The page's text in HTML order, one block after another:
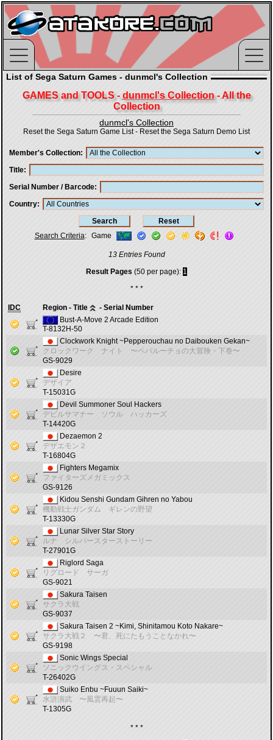
List of Sega Saturn Games - dunmcl's Collection
GAMES and TOOLS - dunmcl's Collection- All the
Collection
dunmcl's Collection
Reset the Sega Saturn Game List- Reset the Sega Saturn Demo List
Member's Collection
Title
Serial Number / Barcode
Country
Search Criteria: Game
13 Entries Found
Result Pages (50 per page): 1
* * *
IDC Region - Title
- Serial Number
Bust-A-Move 2 Arcade Edition
T-8132H-50
Clockwork Knight ~Pepperouchau no Daibouken Gekan~
クロックワーク ナイト 〜ペパルーチョの大冒険・下巻〜
GS-9029
Desire
デザイア
T-15031G
Devil Summoner Soul Hackers
デビルサマナー ソウル ハッカーズ
T-14420G
Dezaemon 2
デザエモン２
T-16804G
Fighters Megamix
ファイターズメガミックス
GS-9126
Kidou Senshi Gundam Gihren no Yabou
機動戦士ガンダム ギレンの野望
T-13330G
Lunar Silver Star Story
ルナ シルバースターストーリー
T-27901G
Riglord Saga
リグロード サーガ
GS-9021
Sakura Taisen
サクラ大戦
GS-9037
Sakura Taisen 2 ~Kimi, Shinitamou Koto Nakare~
サクラ大戦２ 〜君、死にたもうことなかれ〜
GS-9198
Sonic Wings Special
ソニックウイングス・スペシャル
T-26402G
Suiko Enbu ~Fuuun Saiki~
水滸演武 〜風雲再起〜
T-1305G
* * *